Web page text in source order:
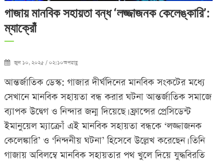
গাজায় মানবিক সহায়তা বন্ধ ‘লজ্জাজনক কেলেঙ্কারি’:
ম্যাক্রোঁ
জুন ১০, ২০২৫ / ০২:১০অপরাহ্ণ
আন্তর্জাতিক ডেস্ক: গাজার দীর্ঘদিনের মানবিক সংকটের মধ্যে
সেখানে মানবিক সহায়তা বন্ধ করার ঘটনা আন্তর্জাতিক সমাজে
ব্যাপক উদ্বেগ ও নিন্দার জন্ম দিয়েছে। ফ্রান্সের প্রেসিডেন্ট
ইমানুয়েল ম্যাক্রোঁ এই মানবিক সহায়তা বন্ধকে ‘লজ্জাজনক
কেলেঙ্কারি’ ও ‘নিন্দনীয় ঘটনা’ হিসেবে উল্লেখ করেছেন। তিনি
গাজায় অবিলম্বে মানবিক সহায়তার পথ খুলে দিয়ে যুদ্ধবিরতি